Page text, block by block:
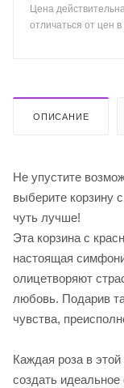
Цена
отличаться от цен
ОПИСАНИЕ
Не упустите
выберите корзину
чуть лучше!
Эта корзина с
настоящая
олицетворяют
любовь. Подарив
чувства,
Каждая роза в
создать